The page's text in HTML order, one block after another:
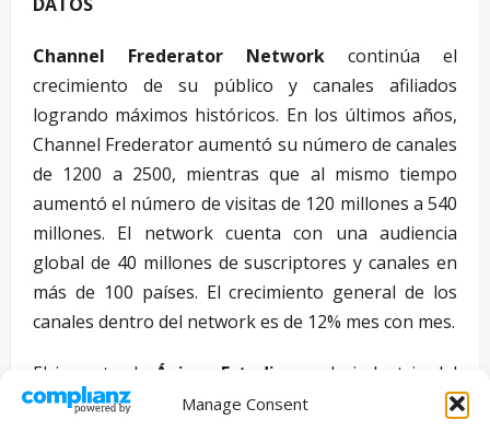
Manage Consent
Channel Frederator Network continúa el
crecimiento de su público y canales afiliados
logrando máximos históricos. En los últimos años,
Channel Frederator aumentó su número de canales
de 1200 a 2500, mientras que al mismo tiempo
aumentó el número de visitas de 120 millones a 540
millones. El network cuenta con una audiencia
global de 40 millones de suscriptores y canales en
más de 100 países. El crecimiento general de los
canales dentro del network es de 12% mes con mes.
El impacto de Ánima Estudios
en la industria del
entretenimiento continua creciendo, ya que gracias